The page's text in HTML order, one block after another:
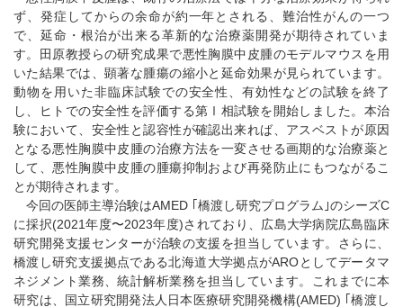
ず、発症してからの余命が約一年とされる、難治性がんの一つ
で、延命・根治が出来る革新的な治療薬開発が期待されていま
す。田原教授らの研究成果で悪性胸膜中皮腫のモデルマウスを用
いた結果では、顕著な腫瘍の縮小と延命効果が見られています。
動物を用いた非臨床試験での安全性、有効性などの試験を終了
し、ヒトでの安全性を評価する第Ⅰ相試験を開始しました。本治
験において、安全性と認容性が確認出来れば、アスベストが原因
となる悪性胸膜中皮腫の治療方法を一変させる画期的な治療薬と
して、悪性胸膜中皮腫の腫瘍抑制および再発防止にもつながるこ
とが期待されます。
今回の医師主導治験はAMED ｢橋渡し研究プログラム｣のシーズC
に採択(2021年度〜2023年度)されており、広島大学病院広島臨床
研究開発支援センターが治験の支援を担当しています。さらに、
橋渡し研究支援拠点である北海道大学拠点がAROとしてデータマ
ネジメント業務、統計解析業務を担当しています。これまでに本
研究は、国立研究開発法人日本医療研究開発機構(AMED) ｢橋渡し